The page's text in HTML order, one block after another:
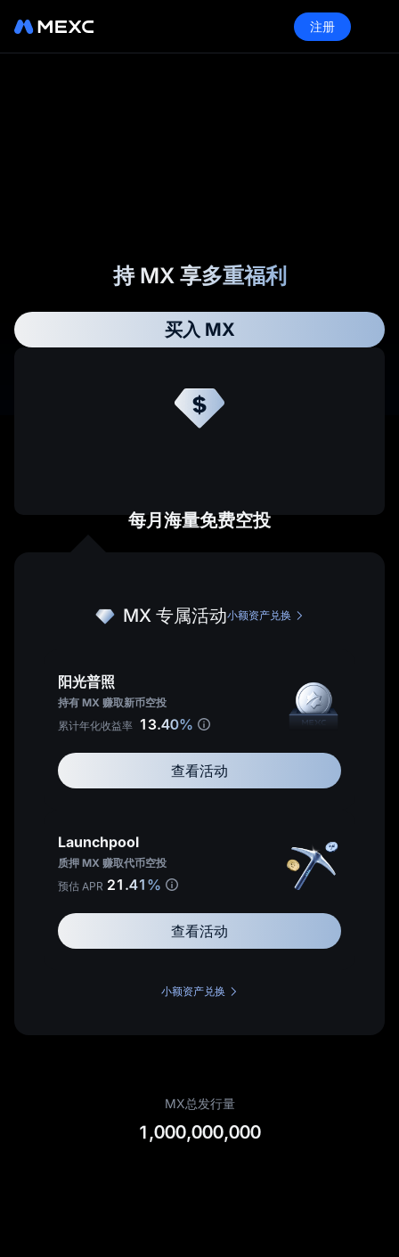
注册
持 MX 享多重福利
买入 MX
每月海量免费空投
MX 专属活动小额资产兑换
阳光普照
持有 MX 赚取新币空投
累计年化收益率 13.40%
查看活动
Launchpool
质押 MX 赚取代币空投
预估 APR 21.41%
查看活动
小额资产兑换
持仓 MX 享手续费抵扣
MX 现货持仓
持仓 MX 享手续费抵扣
MX 抵扣
享受手续费 优惠
持仓 MX 享最高 返佣
申请成为 MEXC 代理
申请成为 MEXC 代理
MX 代币
MX总发行量
1,000,000,000